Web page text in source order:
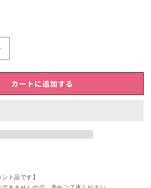
補
ラ】
カートに追加する
ト品です】